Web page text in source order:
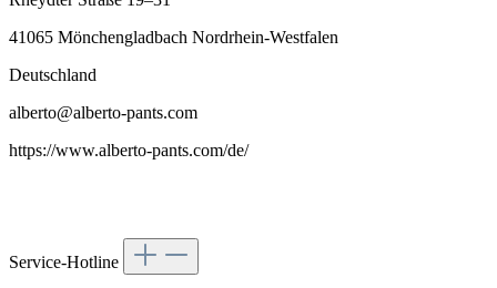
41065 Mönchengladbach Nordrhein-Westfalen
Deutschland
alberto@alberto-pants.com
https://www.alberto-pants.com/de/
Service-Hotline